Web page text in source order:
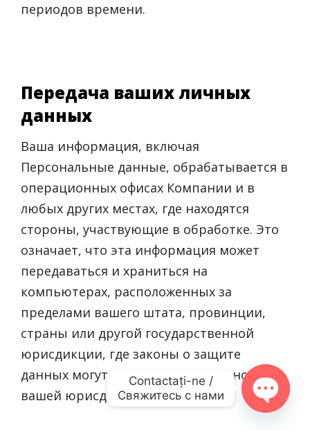
периодов времени.
Передача ваших личных
данных
Ваша информация, включая
Персональные данные, обрабатывается в
операционных офисах Компании и в
любых других местах, где находятся
стороны, участвующие в обработке. Это
означает, что эта информация может
передаваться и храниться на
компьютерах, расположенных за
пределами вашего штата, провинции,
страны или другой государственной
юрисдикции, где законы о защите
данных могут отличаться от законов
вашей юрисдикции.
Contactați-ne /
Свяжитесь с нами